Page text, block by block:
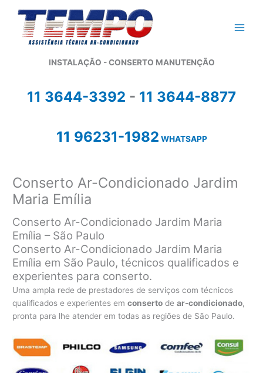
conteúdo
INSTALAÇÃO - CONSERTO MANUTENÇÃO
11 3644-3392 - 11 3644-8877
11 96231-1982 WHATSAPP
Conserto Ar-Condicionado Jardim
Maria Emília
Conserto Ar-Condicionado Jardim Maria
Emília – São Paulo
Conserto Ar-Condicionado Jardim Maria
Emília em São Paulo, técnicos qualificados e
experientes para conserto.
Uma ampla rede de prestadores de serviços com técnicos
qualificados e experientes emconserto dear-condicionado,
pronta para lhe atender em todas as regiões de São Paulo.